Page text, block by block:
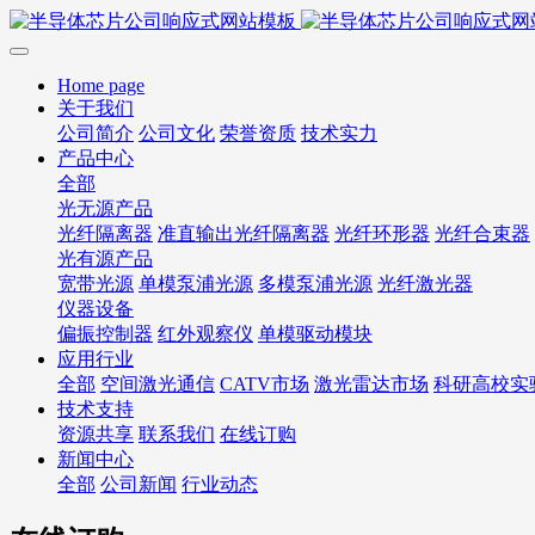
Home page
关于我们
公司简介 公司文化 荣誉资质 技术实力
产品中心
全部
光无源产品
光纤隔离器 准直输出光纤隔离器 光纤环形器 光纤合束器
光有源产品
宽带光源 单模泵浦光源 多模泵浦光源 光纤激光器
仪器设备
偏振控制器 红外观察仪 单模驱动模块
应用行业
全部 空间激光通信 CATV市场 激光雷达市场 科研高校实
技术支持
资源共享 联系我们 在线订购
新闻中心
全部 公司新闻 行业动态